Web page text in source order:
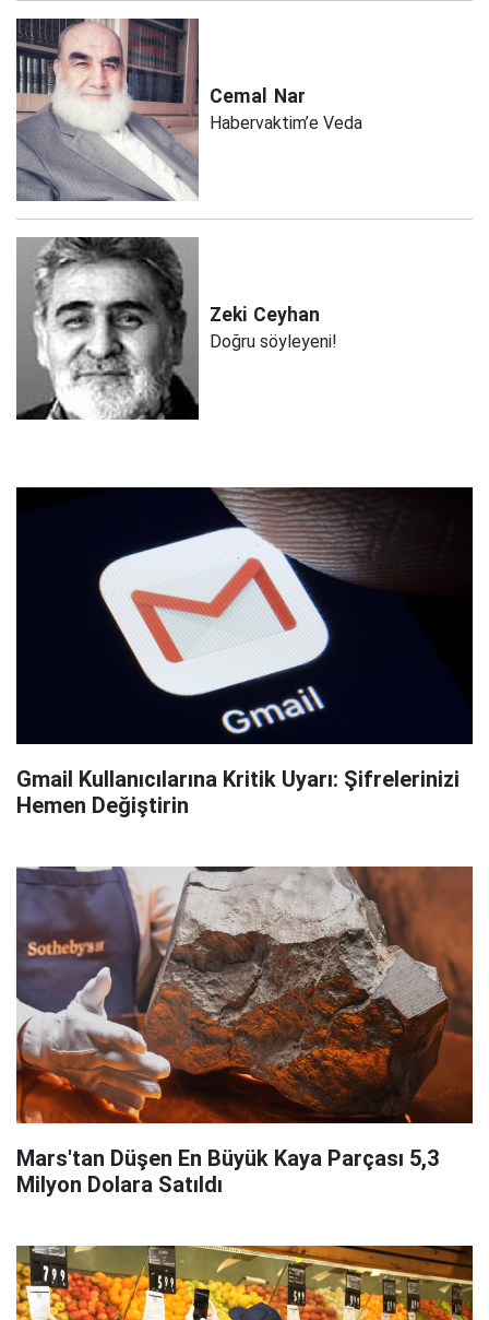
Cemal Nar
Habervaktim’e Veda
Zeki Ceyhan
Doğru söyleyeni!
Gmail Kullanıcılarına Kritik Uyarı: Şifrelerinizi
Hemen Değiştirin
Mars'tan Düşen En Büyük Kaya Parçası 5,3
Milyon Dolara Satıldı